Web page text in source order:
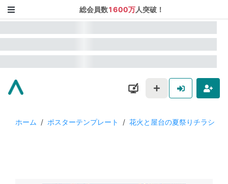
総会員数1600万人突破！
ホーム / ポスターテンプレート / 花火と屋台の夏祭りチラシ